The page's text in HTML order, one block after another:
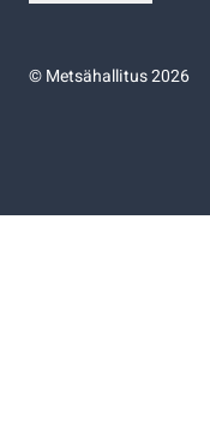
©Metsähallitus 2026